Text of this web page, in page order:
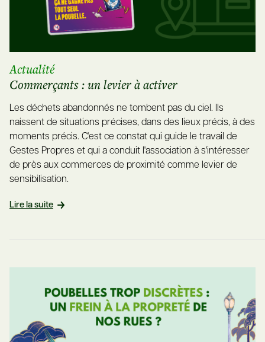
Actualité
Commerçants : un levier à activer
Les déchets abandonnés ne tombent pas du ciel. Ils
naissent de situations précises, dans des lieux précis, à des
moments précis. C'est ce constat qui guide le travail de
Gestes Propres et qui a conduit l'association à s'intéresser
de près aux commerces de proximité comme levier de
sensibilisation.
Lire la suite